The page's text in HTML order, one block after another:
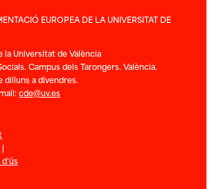
EUROPEA DE LA UNIVERSITAT DE
la Universitat de València
Campus dels Tarongers. València.
dilluns a divendres.
cde@uv.es
|